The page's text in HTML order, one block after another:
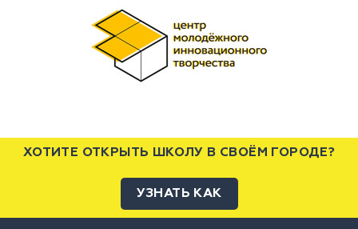
ХОТИТЕ ОТКРЫТЬ ШКОЛУ В СВОЁМ ГОРОДЕ?
УЗНАТЬ КАК